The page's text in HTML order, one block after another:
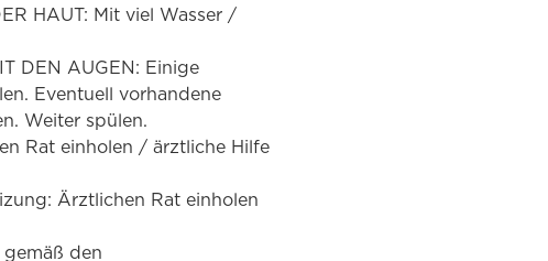
HAUT: Mit viel Wasser /
DEN AUGEN: Einige
Eventuell vorhandene
Weiter spülen.
Rat einholen / ärztliche Hilfe
Ärztlichen Rat einholen
den